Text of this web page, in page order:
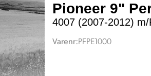
Pioneer 9"
4007 (2007-2012)
Varenr:PFPE1000